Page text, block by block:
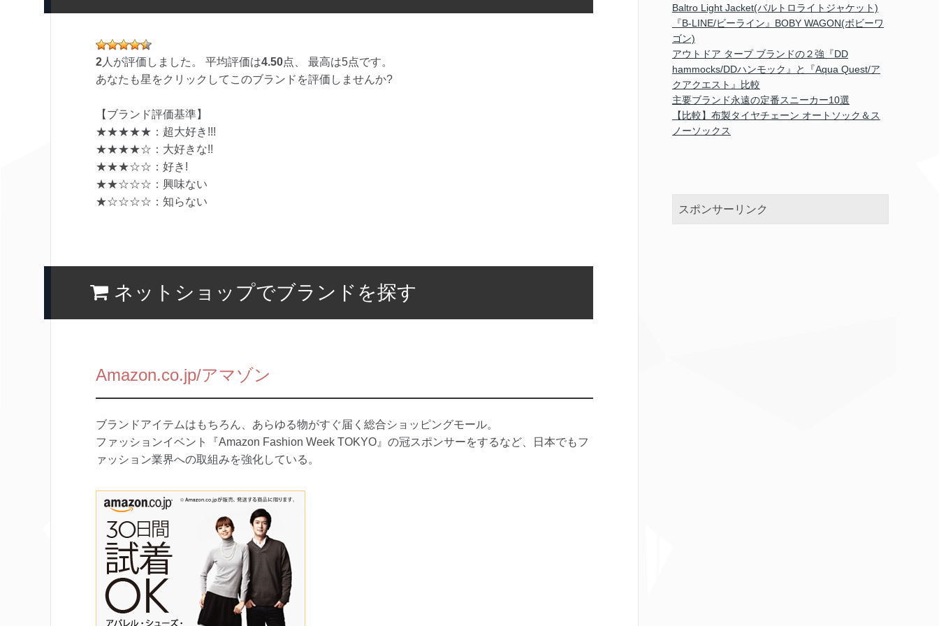
2 人が評価しました。 平均評価は4.50点、 最高は5点です。
あなたも星をクリックしてこのブランドを評価しませんか?
【ブランド評価基準】
★★★★★：超大好き!!!
★★★★☆：大好きな!!
★★★☆☆：好き!
★★☆☆☆：興味ない
★☆☆☆☆：知らない
ネットショップでブランドを探す
Amazon.co.jp/アマゾン
ブランドアイテムはもちろん、あらゆる物がすぐ届く総合ショッピングモール。
ファッションイベント『Amazon Fashion Week TOKYO』の冠スポンサーをするなど、日本でもフ
ァッション業界への取組みを強化している。
Baltro Light Jacket(バルトロライトジャケット)
『B-LINE/ビーライン』BOBY WAGON(ボビーワ
ゴン)
アウトドア タープ ブランドの２強『DD
hammocks/DDハンモック』と『Aqua Quest/ア
クアクエスト』比較
主要ブランド永遠の定番スニーカー10選
【比較】布製タイヤチェーン オートソック＆ス
ノーソックス
スポンサーリンク